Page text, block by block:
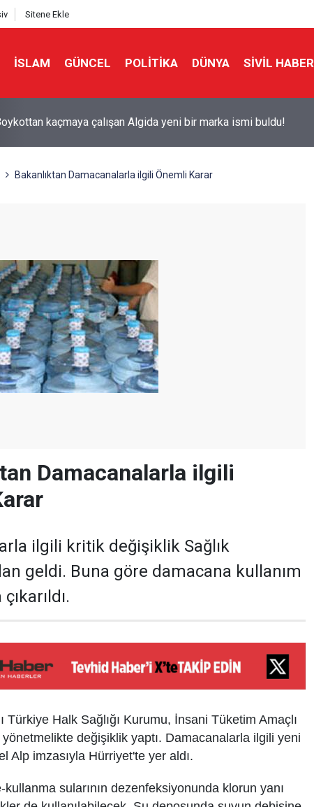
Sitene Ekle
İSLAM GÜNCEL POLITIKA DÜNYA SIVIL HABER
'Tarihi' Skandal: Polisler genel merkezi bastı!
Bakanlıktan Damacanalarla ilgili Önemli Karar
Damacanalarla ilgili
ilgili kritik değişiklik Sağlık
geldi. Buna göre damacana kullanım
Türkiye Halk Sağlığı Kurumu, İnsani Tüketim Amaçlı
yönetmelikte değişiklik yaptı. Damacanalarla ilgili yeni
Alp imzasıyla Hürriyet'te yer aldı.
sularının dezenfeksiyonunda klorun yanı